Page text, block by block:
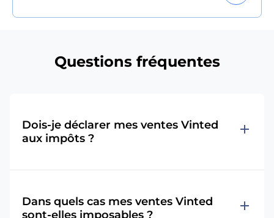
Questions fréquentes
Dois-je déclarer mes ventes Vinted
aux impôts ?
add
Dans quels cas mes ventes Vinted
sont-elles imposables ?
add